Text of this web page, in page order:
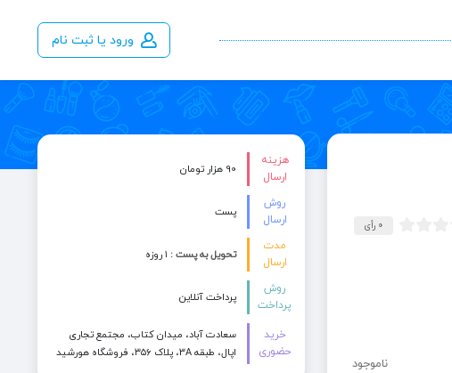
ورود یا ثبت نام
0 رأی
ناموجود
هزینه
ارسال
90 هزار تومان
روش
ارسال
پست
مدت
ارسال
تحویل به پست :
روش
پرداخت
پرداخت آنلاین
خرید
حضوری
سعادت آباد، میدان کتاب، مجتمع تجاری
اپال، طبقه 3A، پلاک ۳۵۶، فروشگاه هورشید